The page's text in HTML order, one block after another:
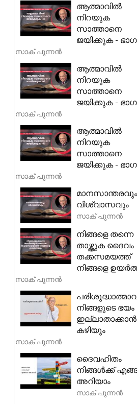
ആത്മാവിൽ
നിറയുക
സാത്താനെ
ജയിക്കുക -
സാക് പുന്നൻ
ആത്മാവിൽ
നിറയുക
സാത്താനെ
ജയിക്കുക -
സാക് പുന്നൻ
ആത്മാവിൽ
നിറയുക
സാത്താനെ
ജയിക്കുക -
സാക് പുന്നൻ
മാനസാന്തരവും
വിശ്വാസവും
സാക് പുന്നൻ
നിങ്ങളെ തന്നെ
താഴ്ത്തുക ദൈവം
തക്കസമയത്ത്
നിങ്ങളെ
സാക് പുന്നൻ
നിങ്ങളുടെ ഭയം
ഇല്ലാതാക്കാൻ
കഴിയും
സാക് പുന്നൻ
ദൈവഹിതം
നിങ്ങൾക്ക്
അറിയാം
സാക് പുന്നൻ